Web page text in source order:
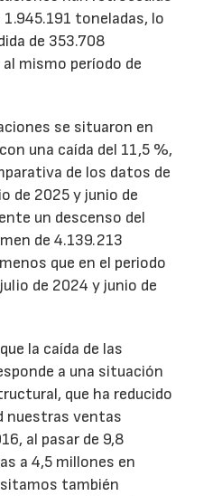
toneladas, lo
de 353.708
mismo período de
se situaron en
una caída del 11,5 %,
de los datos de
de 2025 y junio de
un descenso del
de 4.139.213
que en el periodo
de 2024 y junio de
la caída de las
a una situación
que ha reducido
nuestras ventas
al pasar de 9,8
a 4,5 millones en
también